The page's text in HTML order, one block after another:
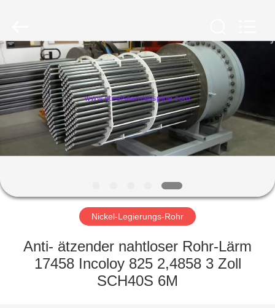
HAUS
PRODUKTE
ÜBER
UNS
FABRIK-
AUSFLUG
QUALITÄTSKONTROLLE
Rights
Reserved.
Nickel-Legierungs-Rohr
Anti- ätzender nahtloser Rohr-Lärm
17458 Incoloy 825 2,4858 3 Zoll
SCH40S 6M